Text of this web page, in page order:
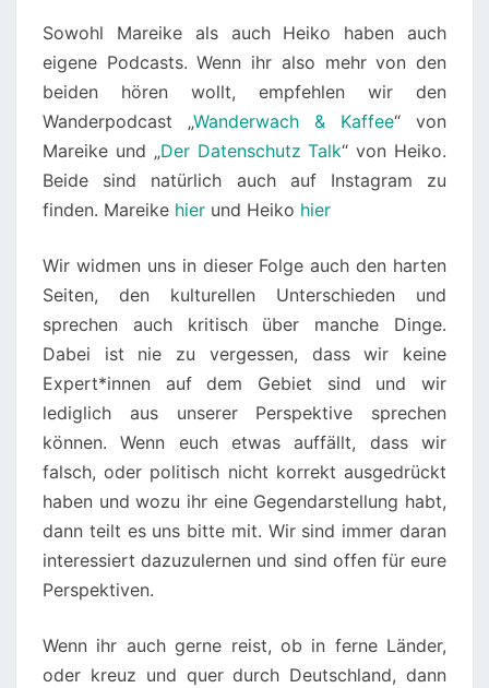
Sowohl Mareike als auch Heiko haben auch
eigene Podcasts. Wenn ihr also mehr von den
beiden hören wollt, empfehlen wir den
Wanderpodcast „Wanderwach & Kaffee“ von
Mareike und „Der Datenschutz Talk“ von Heiko.
Beide sind natürlich auch auf Instagram zu
finden. Mareike hier und Heiko hier
Wir widmen uns in dieser Folge auch den harten
Seiten, den kulturellen Unterschieden und
sprechen auch kritisch über manche Dinge.
Dabei ist nie zu vergessen, dass wir keine
Expert*innen auf dem Gebiet sind und wir
lediglich aus unserer Perspektive sprechen
können. Wenn euch etwas auffällt, dass wir
falsch, oder politisch nicht korrekt ausgedrückt
haben und wozu ihr eine Gegendarstellung habt,
dann teilt es uns bitte mit. Wir sind immer daran
interessiert dazuzulernen und sind offen für eure
Perspektiven.
Wenn ihr auch gerne reist, ob in ferne Länder,
oder kreuz und quer durch Deutschland, dann